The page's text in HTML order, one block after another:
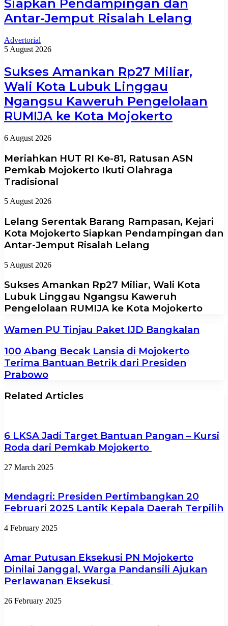
Siapkan Pendampingan dan
Antar-Jemput Risalah Lelang
Advertorial
5 August 2026
Sukses Amankan Rp27 Miliar,
Wali Kota Lubuk Linggau
Ngangsu Kaweruh Pengelolaan
RUMIJA ke Kota Mojokerto
6 August 2026
Meriahkan HUT RI Ke-81, Ratusan ASN
Pemkab Mojokerto Ikuti Olahraga
Tradisional
5 August 2026
Lelang Serentak Barang Rampasan, Kejari
Kota Mojokerto Siapkan Pendampingan dan
Antar-Jemput Risalah Lelang
5 August 2026
Sukses Amankan Rp27 Miliar, Wali Kota
Lubuk Linggau Ngangsu Kaweruh
Pengelolaan RUMIJA ke Kota Mojokerto
Wamen PU Tinjau Paket IJD Bangkalan
100 Abang Becak Lansia di Mojokerto
Terima Bantuan Betrik dari Presiden
Prabowo
Related Articles
6 LKSA Jadi Target Bantuan Pangan – Kursi
Roda dari Pemkab Mojokerto
27 March 2025
Mendagri: Presiden Pertimbangkan 20
Februari 2025 Lantik Kepala Daerah Terpilih
4 February 2025
Amar Putusan Eksekusi PN Mojokerto
Dinilai Janggal, Warga Pandansili Ajukan
Perlawanan Eksekusi
26 February 2025